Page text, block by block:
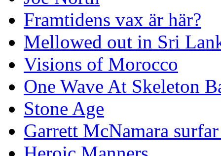
Framtidens vax är här?
Mellowed out in Sri
Visions of Morocco
One Wave At Skeleton
Stone Age
Garrett McNamara